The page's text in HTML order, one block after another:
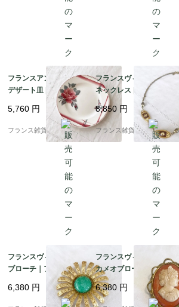
フランスアンティーク
デザート皿 |ディゴワ
ン・サルグミンヌ窯
（Digoin Sarreguemin
es ）ピンク色の薔薇と
グレーのチェック柄 | 1
5,760 円
フランス雑貨chouchou
フランスヴィンテージ
ネックレス | 【希少】
オレナ・パリ（OREN
A PARIS ）ブラウン×
ゴールドカラー シック
でエレガント |1900年
8,850 円
フランス雑貨chouchou
フランスヴィンテージ
ブローチ｜フラワーモ
チーフ 翡翠 ゴールドメ
タル 上品なライトグリ
ーン |1900年代中頃～
6,380 円
フランスヴィンテージ
カメオブローチ｜女性
の横顔 CAMEO セルロ
イド製 |1930-40年頃
6,380 円